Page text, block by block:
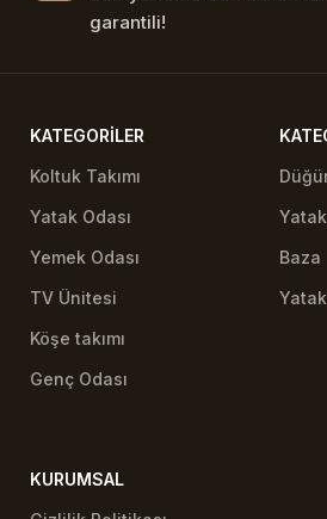
garantili!
KATEGORILER
Koltuk Takımı
Yatak Odası
Yemek Odası
TV Ünitesi
Köşe takımı
Genç Odası
Yatak
Baza
Yatak
KURUMSAL